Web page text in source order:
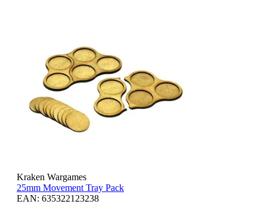
Kraken Wargames
25mm Movement Tray Pack
EAN: 635322123238